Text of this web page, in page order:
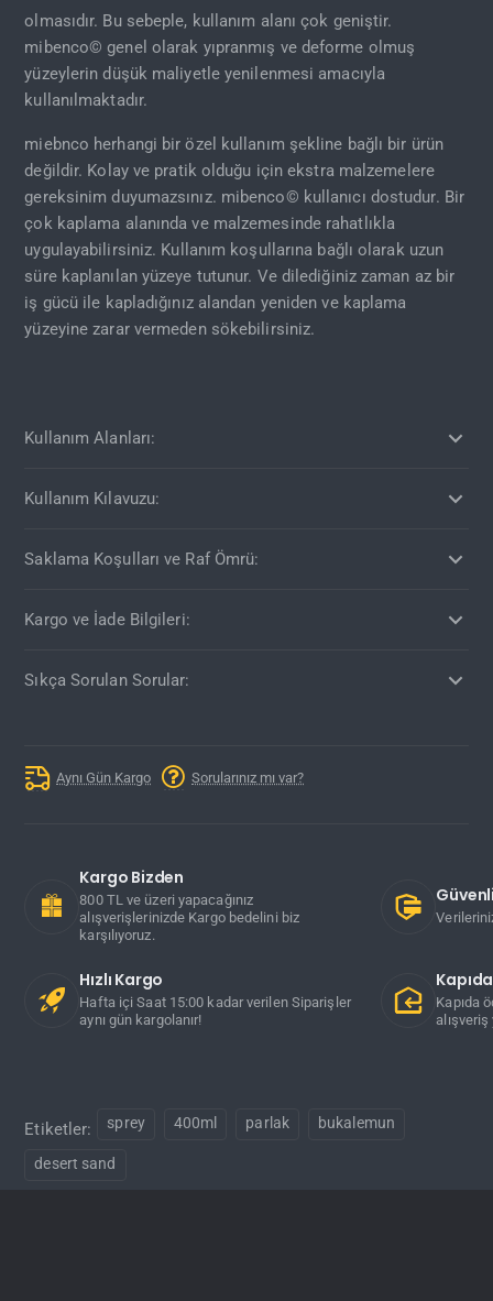
olmasıdır. Bu sebeple, kullanım alanı çok geniştir.
mibenco© genel olarak yıpranmış ve deforme olmuş
yüzeylerin düşük maliyetle yenilenmesi amacıyla
kullanılmaktadır.
miebnco herhangi bir özel kullanım şekline bağlı bir ürün
değildir. Kolay ve pratik olduğu için ekstra malzemelere
gereksinim duyumazsınız. mibenco© kullanıcı dostudur. Bir
çok kaplama alanında ve malzemesinde rahatlıkla
uygulayabilirsiniz. Kullanım koşullarına bağlı olarak uzun
süre kaplanılan yüzeye tutunur. Ve dilediğiniz zaman az bir
iş gücü ile kapladığınız alandan yeniden ve kaplama
yüzeyine zarar vermeden sökebilirsiniz.
Kullanım Alanları:
Kullanım Kılavuzu:
Saklama Koşulları ve Raf Ömrü:
Kargo ve İade Bilgileri:
Sıkça Sorulan Sorular:
Aynı Gün Kargo Sorularınız mı var?
Kargo Bizden
800 TL ve üzeri yapacağınız
alışverişlerinizde Kargo bedelini biz
karşılıyoruz.
Hızlı Kargo
Hafta içi Saat 15:00 kadar verilen Siparişler
aynı gün kargolanır!
Kapıda
Etiketler: sprey 400ml parlak bukalemun
desert sand